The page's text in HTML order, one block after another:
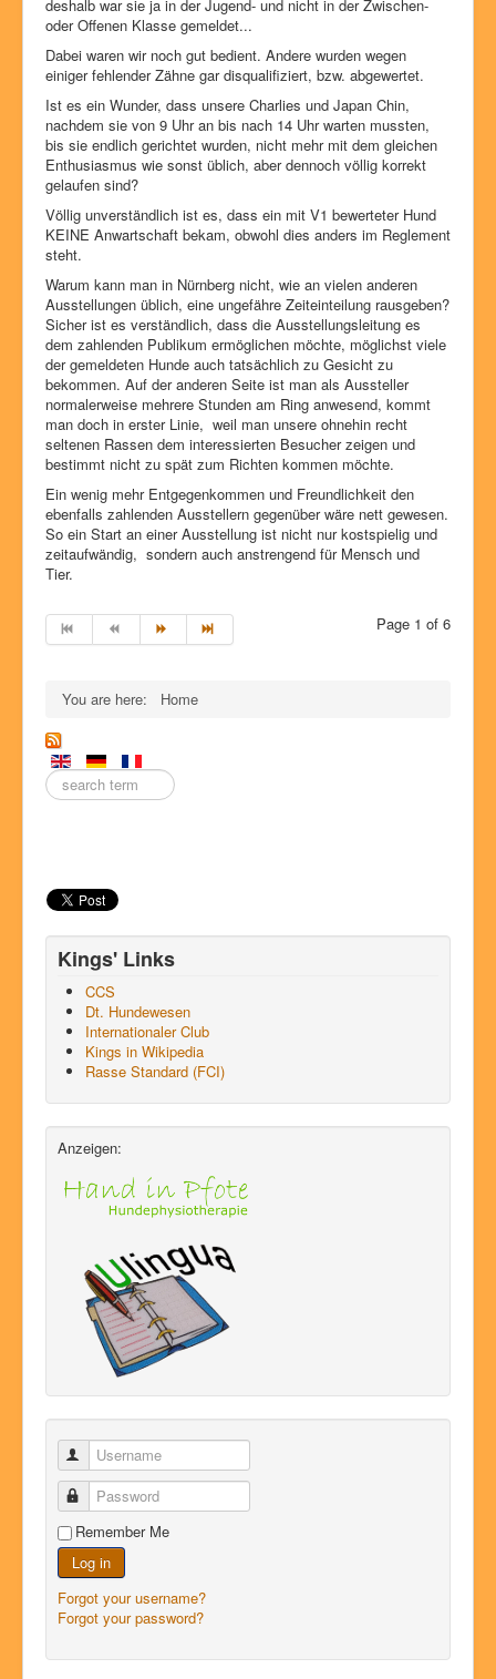
deshalb war sie ja in der Jugend- und nicht in der Zwischen-
oder Offenen Klasse gemeldet...
Dabei waren wir noch gut bedient. Andere wurden wegen
einiger fehlender Zähne gar disqualifiziert, bzw. abgewertet.
Ist es ein Wunder, dass unsere Charlies und Japan Chin,
nachdem sie von 9 Uhr an bis nach 14 Uhr warten mussten,
bis sie endlich gerichtet wurden, nicht mehr mit dem gleichen
Enthusiasmus wie sonst üblich, aber dennoch völlig korrekt
gelaufen sind?
Völlig unverständlich ist es, dass ein mit V1 bewerteter Hund
KEINE Anwartschaft bekam, obwohl dies anders im Reglement
steht.
Warum kann man in Nürnberg nicht, wie an vielen anderen
Ausstellungen üblich, eine ungefähre Zeiteinteilung rausgeben?
Sicher ist es verständlich, dass die Ausstellungsleitung es
dem zahlenden Publikum ermöglichen möchte, möglichst viele
der gemeldeten Hunde auch tatsächlich zu Gesicht zu
bekommen. Auf der anderen Seite ist man als Aussteller
normalerweise mehrere Stunden am Ring anwesend, kommt
man doch in erster Linie, weil man unsere ohnehin recht
seltenen Rassen dem interessierten Besucher zeigen und
bestimmt nicht zu spät zum Richten kommen möchte.
Ein wenig mehr Entgegenkommen und Freundlichkeit den
ebenfalls zahlenden Ausstellern gegenüber wäre nett gewesen.
So ein Start an einer Ausstellung ist nicht nur kostspielig und
zeitaufwändig, sondern auch anstrengend für Mensch und
Tier.
Page 1 of 6
You are here: Home
Enter
a
Kings' Links
CCS
Dt. Hundewesen
Internationaler Club
Kings in Wikipedia
Rasse Standard (FCI)
Anzeigen:
Username
Password
Remember Me
Log in
Forgot your username?
Forgot your password?